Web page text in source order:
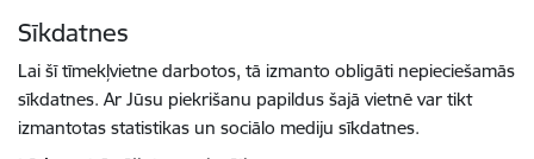
Sīkdatnes
Lai šī tīmekļvietne darbotos, tā izmanto obligāti nepieciešamās
sīkdatnes. Ar Jūsu piekrišanu papildus šajā vietnē var tikt
izmantotas statistikas un sociālo mediju sīkdatnes.